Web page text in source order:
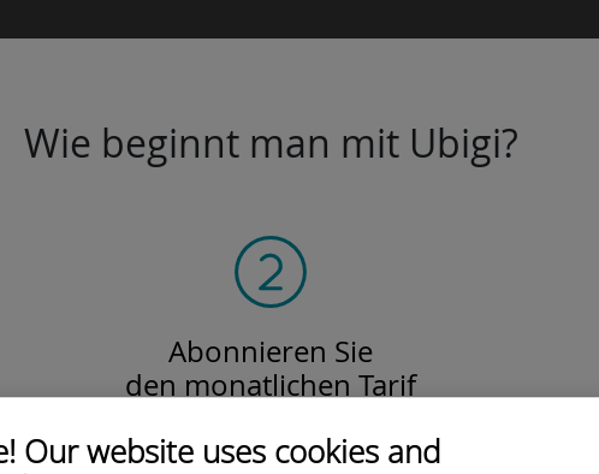
Our website uses cookies and
Wie beginnt man mit Ubigi?
Abonnieren Sie
den monatlichen Tarif
oder weltweit.